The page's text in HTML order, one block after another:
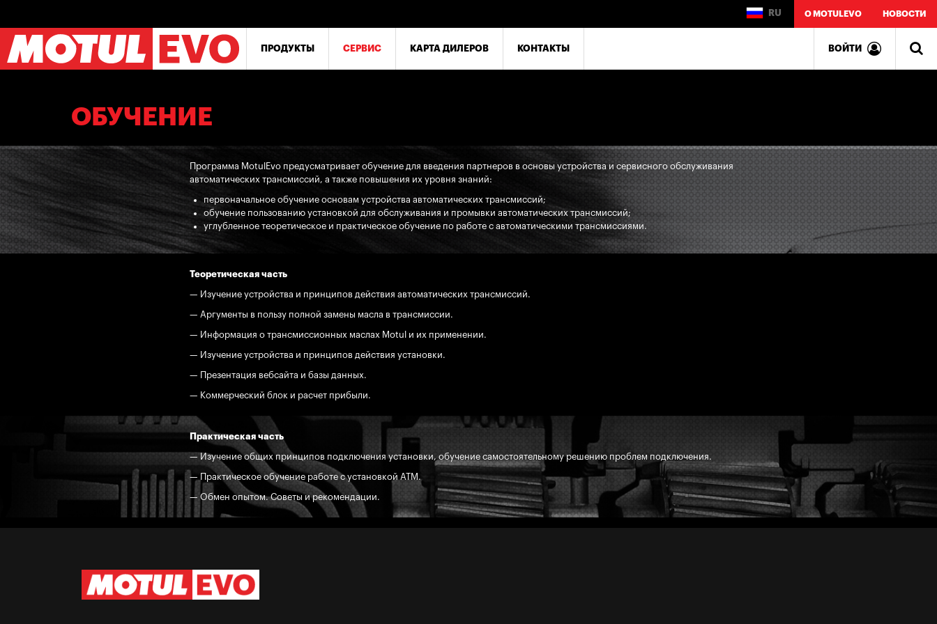
основному
содержанию
ПРОДУКТЫ СЕРВИС КАРТА ДИЛЕРОВ КОНТАКТЫ
RU О MOTULEVO НОВОСТИ
ВОЙТИ
ОБУЧЕНИЕ
Программа MotulEvo предусматривает обучение для введения партнеров в основы устройства и сервисного обслуживания
автоматических трансмиссий, а также повышения их уровня знаний:
первоначальное обучение основам устройства автоматических трансмиссий;
обучение пользованию установкой для обслуживания и промывки автоматических трансмиссий;
углубленное теоретическое и практическое обучение по работе с автоматическими трансмиссиями.
Теоретическая часть
— Изучение устройства и принципов действия автоматических трансмиссий.
— Аргументы в пользу полной замены масла в трансмиссии.
— Информация о трансмиссионных маслах Motul и их применении.
— Изучение устройства и принципов действия установки.
— Презентация вебсайта и базы данных.
— Коммерческий блок и расчет прибыли.
Практическая часть
— Изучение общих принципов подключения установки, обучение самостоятельному решению проблем подключения.
— Практическое обучение работе с установкой ATM.
— Обмен опытом. Советы и рекомендации.